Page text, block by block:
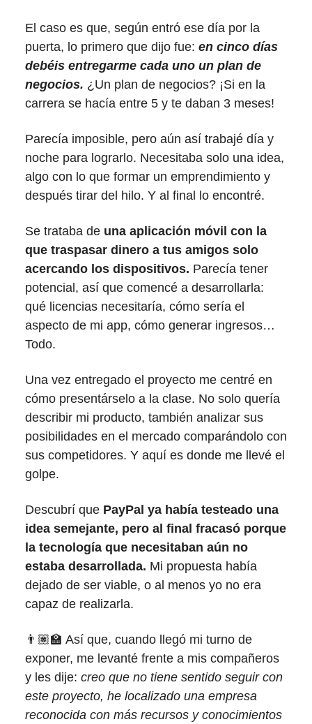
El caso es que, según entró ese día por la
puerta, lo primero que dijo fue: en cinco días
debéis entregarme cada uno un plan de
negocios. ¿Un plan de negocios? ¡Si en la
carrera se hacía entre 5 y te daban 3 meses!
Parecía imposible, pero aún así trabajé día y
noche para lograrlo. Necesitaba solo una idea,
algo con lo que formar un emprendimiento y
después tirar del hilo. Y al final lo encontré.
Se trataba de una aplicación móvil con la
que traspasar dinero a tus amigos solo
acercando los dispositivos. Parecía tener
potencial, así que comencé a desarrollarla:
qué licencias necesitaría, cómo sería el
aspecto de mi app, cómo generar ingresos…
Todo.
Una vez entregado el proyecto me centré en
cómo presentárselo a la clase. No solo quería
describir mi producto, también analizar sus
posibilidades en el mercado comparándolo con
sus competidores. Y aquí es donde me llevé el
golpe.
Descubrí que PayPal ya había testeado una
idea semejante, pero al final fracasó porque
la tecnología que necesitaban aún no
estaba desarrollada. Mi propuesta había
dejado de ser viable, o al menos yo no era
capaz de realizarla.
👨🏽‍🏫 Así que, cuando llegó mi turno de
exponer, me levanté frente a mis compañeros
y les dije: creo que no tiene sentido seguir con
este proyecto, he localizado una empresa
reconocida con más recursos y conocimientos